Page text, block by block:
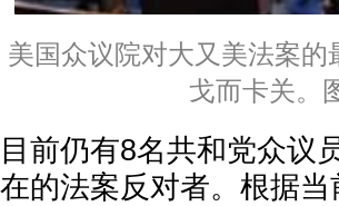
美国众议院对大又美法案
戈而卡关。
目前仍有8名共和党众议
在的法案反对者。根据